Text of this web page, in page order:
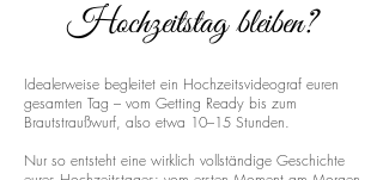
Hochzeitstag bleiben?
Idealerweise begleitet ein Hochzeitsvideograf euren
gesamten Tag – vom Getting Ready bis zum
Brautstraußwurf, also etwa 10–15 Stunden.
Nur so entsteht eine wirklich vollständige Geschichte